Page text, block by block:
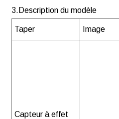
3.Description du modèle
Taper Image
Capteur à effet